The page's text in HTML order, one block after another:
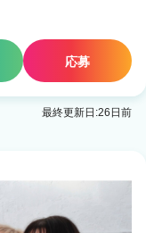
応募
最終更新日:26日前